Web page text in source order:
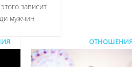
зависит
мужчин